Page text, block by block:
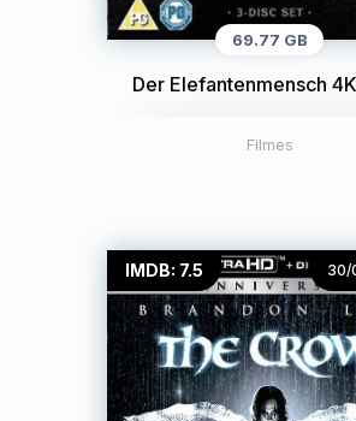
69.77 GB
Der Elefantenmensch
Filmes
IMDB: 7.5 30/